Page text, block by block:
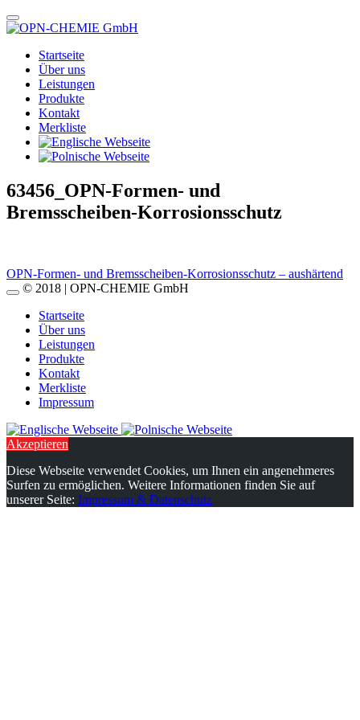
Startseite
Über uns
Leistungen
Produkte
Kontakt
Merkliste
63456_OPN-Formen- und
Bremsscheiben-Korrosionsschutz
Beitragsnavigation
OPN-Formen- und Bremsscheiben-Korrosionsschutz – aushärtend
© 2018 | OPN-CHEMIE GmbH
Startseite
Über uns
Leistungen
Produkte
Kontakt
Merkliste
Impressum
Akzeptieren
Diese Webseite verwendet Cookies, um Ihnen ein angenehmeres
Surfen zu ermöglichen. Weitere Informationen finden Sie auf
unserer Seite: Impressum & Datenschutz